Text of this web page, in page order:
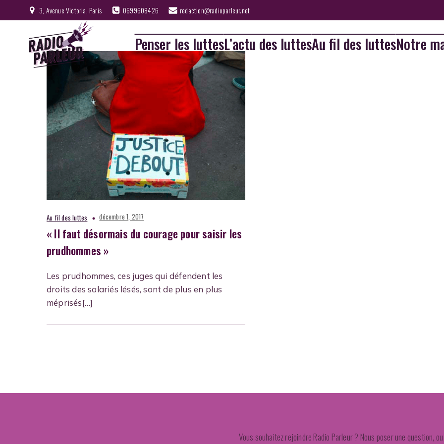
3, Avenue Victoria, Paris 0699608426 redaction@radioparleur.net
Penser les luttesL’actu des luttesAu fil des luttesNotre
Au fil des luttes décembre 1, 2017
« Il faut désormais du courage pour saisir les
prudhommes »
Les prudhommes, ces juges qui défendent les
droits des salariés lésés, sont de plus en plus
méprisés[…]
Vous souhaitez rejoindre Radio Parleur ? Nous poser une question,